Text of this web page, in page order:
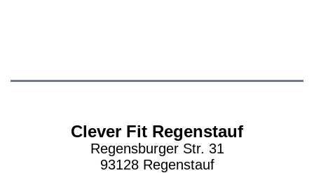
Clever Fit Regenstauf
Regensburger Str. 31
93128 Regenstauf